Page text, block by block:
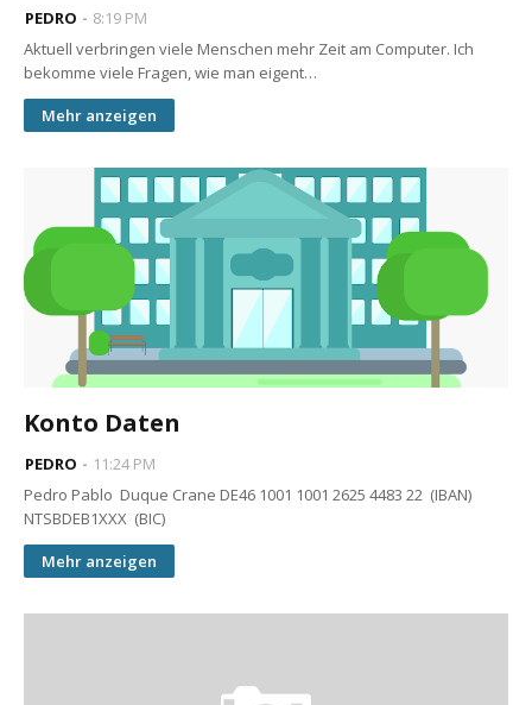
PEDRO
8:19 PM
Aktuell verbringen viele Menschen mehr Zeit am Computer. Ich
bekomme viele Fragen, wie man eigent…
Mehr anzeigen
Konto Daten
PEDRO
11:24 PM
Pedro Pablo Duque Crane DE46 1001 1001 2625 4483 22 (IBAN)
NTSBDEB1XXX (BIC)
Mehr anzeigen